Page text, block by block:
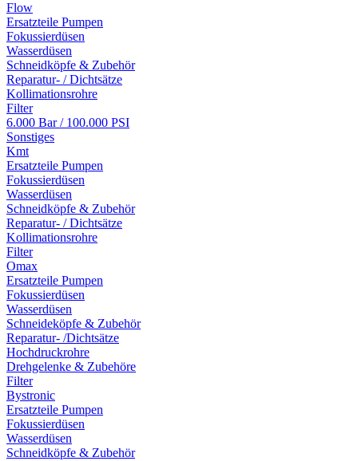
Flow
Ersatzteile Pumpen
Fokussierdüsen
Wasserdüsen
Schneidköpfe & Zubehör
Reparatur- / Dichtsätze
Kollimationsrohre
Filter
6.000 Bar / 100.000 PSI
Sonstiges
Kmt
Ersatzteile Pumpen
Fokussierdüsen
Wasserdüsen
Schneidköpfe & Zubehör
Reparatur- / Dichtsätze
Kollimationsrohre
Filter
Omax
Ersatzteile Pumpen
Fokussierdüsen
Wasserdüsen
Schneideköpfe & Zubehör
Reparatur- /Dichtsätze
Hochdruckrohre
Drehgelenke & Zubehöre
Filter
Bystronic
Ersatzteile Pumpen
Fokussierdüsen
Wasserdüsen
Schneidköpfe & Zubehör